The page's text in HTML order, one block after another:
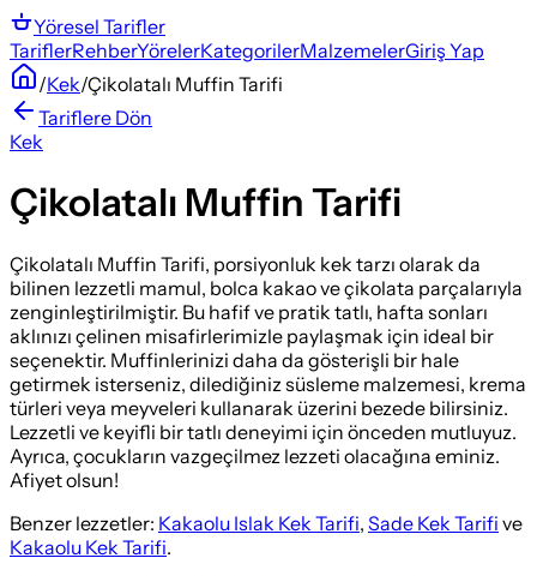
Yöresel Tarifler
TariflerRehberYörelerKategorilerMalzemelerGiriş Yap
/Kek/Çikolatalı Muffin Tarifi
Tariflere Dön
Kek
Çikolatalı Muffin Tarifi
Çikolatalı Muffin Tarifi, porsiyonluk kek tarzı olarak da
bilinen lezzetli mamul, bolca kakao ve çikolata parçalarıyla
zenginleştirilmiştir. Bu hafif ve pratik tatlı, hafta sonları
aklınızı çelinen misafirlerimizle paylaşmak için ideal bir
seçenektir. Muffinlerinizi daha da gösterişli bir hale
getirmek isterseniz, dilediğiniz süsleme malzemesi, krema
türleri veya meyveleri kullanarak üzerini bezede bilirsiniz.
Lezzetli ve keyifli bir tatlı deneyimi için önceden mutluyuz.
Ayrıca, çocukların vazgeçilmez lezzeti olacağına eminiz.
Afiyet olsun!
Benzer lezzetler: Kakaolu Islak Kek Tarifi, Sade Kek Tarifi ve
Kakaolu Kek Tarifi.